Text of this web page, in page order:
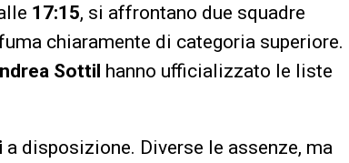
17:15, si affrontano due squadre
chiaramente di categoria superiore.
Sottil hanno ufficializzato le liste
a disposizione. Diverse le assenze, ma